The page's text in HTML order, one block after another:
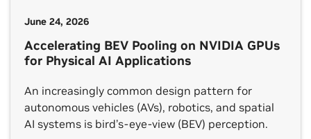
June 24, 2026
Accelerating BEV Pooling on NVIDIA GPUs
for Physical AI Applications
An increasingly common design pattern for
autonomous vehicles (AVs), robotics, and spatial
AI systems is bird’s-eye-view (BEV) perception.